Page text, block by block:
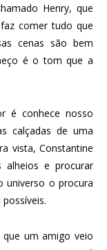
Henry, que
comer tudo que
cenas são bem
é o tom que a
é conhece nosso
calçadas de uma
vista, Constantine
alheios e procurar
universo o procura
que um amigo veio